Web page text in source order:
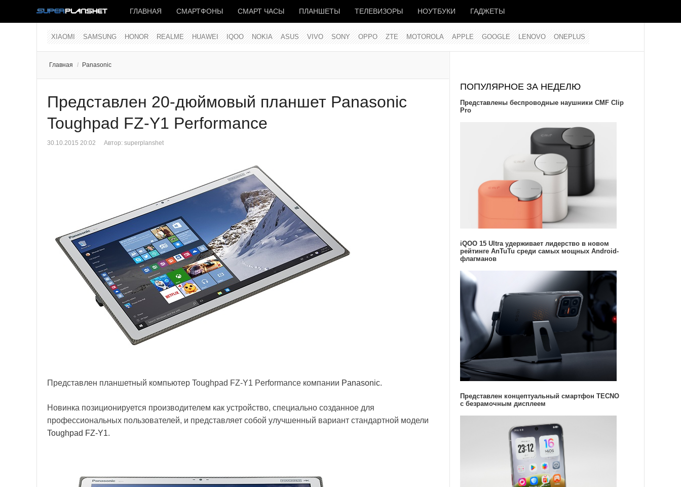
ГЛАВНАЯ СМАРТФОНЫ СМАРТ ЧАСЫ ПЛАНШЕТЫ ТЕЛЕВИЗОРЫ НОУТБУКИ ГАДЖЕТЫ
XIAOMI SAMSUNG HONOR REALME HUAWEI IQOO NOKIA ASUS VIVO SONY OPPO ZTE MOTOROLA APPLE GOOGLE LENOVO ONEPLUS
Главная / Panasonic
Представлен 20-дюймовый планшет Panasonic
Toughpad FZ-Y1 Performance
30.10.2015 20:02 Автор: superplanshet
Представлен планшетный компьютер Toughpad FZ-Y1 Performance компании Panasonic.
Новинка позиционируется производителем как устройство, специально созданное для
профессиональных пользователей, и представляет собой улучшенный вариант стандартной модели
Toughpad FZ-Y1.
ПОПУЛЯРНОЕ ЗА НЕДЕЛЮ
Представлены беспроводные наушники CMF Clip
Pro
iQOO 15 Ultra удерживает лидерство в новом
рейтинге AnTuTu среди самых мощных Android-
флагманов
Представлен концептуальный смартфон TECNO
с безрамочным дисплеем